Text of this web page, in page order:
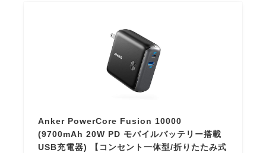
Anker PowerCore Fusion 10000
(9700mAh 20W PD モバイルバッテリー搭載
USB充電器) 【コンセント一体型/折りたたみ式